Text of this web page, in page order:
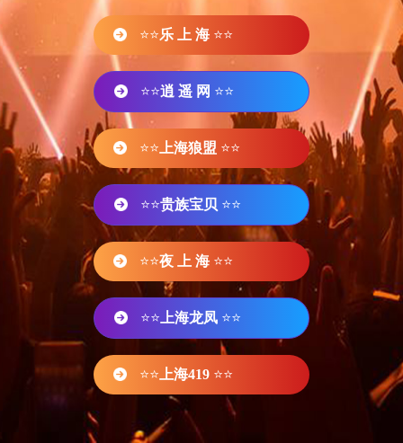
⭐⭐乐 上 海 ⭐⭐
⭐⭐逍 遥 网 ⭐⭐
⭐⭐ 上海狼盟 ⭐⭐
⭐⭐贵族宝贝 ⭐⭐
⭐⭐夜 上 海 ⭐⭐
⭐⭐ 上海龙凤 ⭐⭐
⭐⭐ 上海419 ⭐⭐